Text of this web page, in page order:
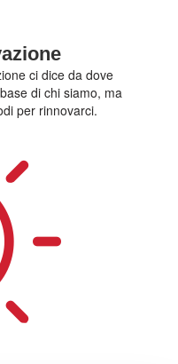
ci dice da dove
di chi siamo, ma
per rinnovarci.